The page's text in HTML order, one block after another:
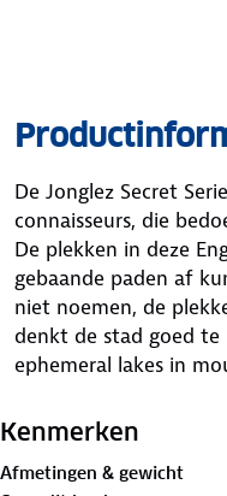
De Jonglez Secret
connaisseurs, die
De plekken in deze
gebaande paden af
niet noemen, de
denkt de stad goed
ephemeral lakes in
lake, a rock that
of the range, a
Kenmerken
Afmetingen & gewicht